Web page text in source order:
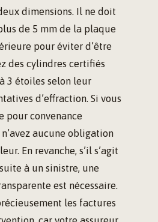
dimensions. Il ne doit
de 5 mm de la plaque
pour éviter d’être
des cylindres certifiés
3 étoiles selon leur
d’effraction. Si vous
pour convenance
aucune obligation
En revanche, s’il s’agit
à un sinistre, une
est nécessaire.
les factures